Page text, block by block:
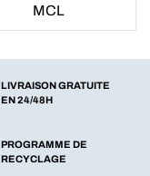
MCL
LIVRAISON GRATUITE
EN 24/48H
PROGRAMME DE
RECYCLAGE